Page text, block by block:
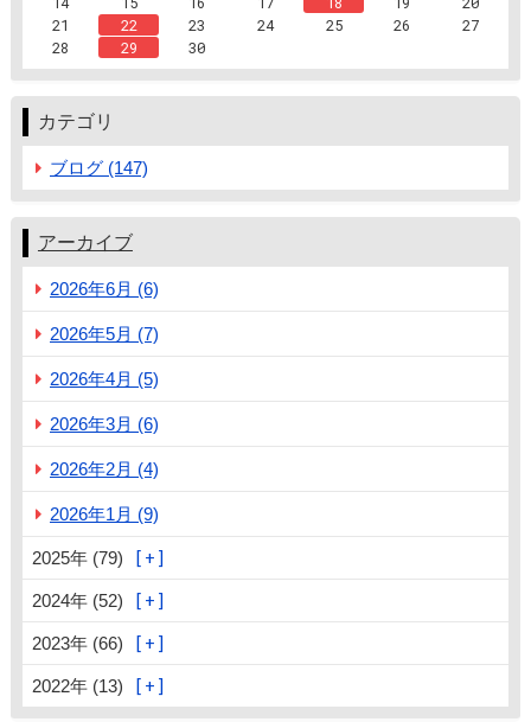
21
22 23 24 25 26
27
28
29 30
カテゴリ
ブログ (147)
アーカイブ
2026年6月 (6)
2026年5月 (7)
2026年4月 (5)
2026年3月 (6)
2026年2月 (4)
2026年1月 (9)
2025年 (79)
2024年 (52)
2023年 (66)
2022年 (13)